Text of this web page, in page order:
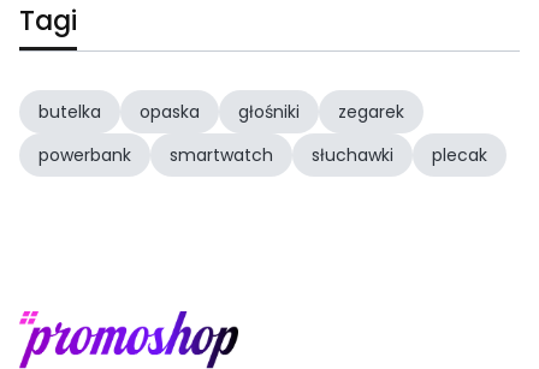
Tagi
butelka opaska głośniki
zegarek
powerbank
smartwatch słuchawki plecak